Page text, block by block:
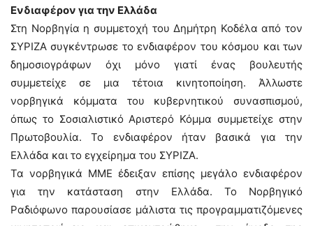
Ενδιαφέρον για την Ελλάδα
Στη Νορβηγία η συμμετοχή του Δημήτρη Κοδέλα από τον
ΣΥΡΙΖΑ συγκέντρωσε το ενδιαφέρον του κόσμου και των
δημοσιογράφων όχι μόνο γιατί ένας βουλευτής
συμμετείχε σε μια τέτοια κινητοποίηση. Άλλωστε
νορβηγικά κόμματα του κυβερνητικού συνασπισμού,
όπως το Σοσιαλιστικό Αριστερό Κόμμα συμμετείχε στην
Πρωτοβουλία. Το ενδιαφέρον ήταν βασικά για την
Ελλάδα και το εγχείρημα του ΣΥΡΙΖΑ.
Τα νορβηγικά ΜΜΕ έδειξαν επίσης μεγάλο ενδιαφέρον
για την κατάσταση στην Ελλάδα. Το Νορβηγικό
Ραδιόφωνο παρουσίασε μάλιστα τις προγραμματιζόμενες